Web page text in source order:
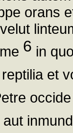
orans
6 in
et